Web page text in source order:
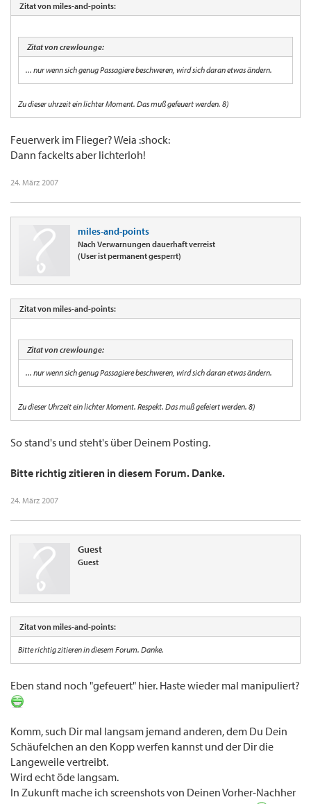
Zitat von miles-and-points:
Zitat von crewlounge:
... nur wenn sich genug Passagiere beschweren, wird sich daran etwas ändern.
Zu dieser uhrzeit ein lichter Moment. Das muß gefeuert werden. 8)
Feuerwerk im Flieger? Weia :shock:
Dann fackelts aber lichterloh!
24. März 2007
miles-and-points
Nach Verwarnungen dauerhaft verreist
(User ist permanent gesperrt)
Zitat von miles-and-points:
Zitat von crewlounge:
... nur wenn sich genug Passagiere beschweren, wird sich daran etwas ändern.
Zu dieser Uhrzeit ein lichter Moment. Respekt. Das muß gefeiert werden. 8)
So stand's und steht's über Deinem Posting.
Bitte richtig zitieren in diesem Forum. Danke.
24. März 2007
Guest
Guest
Zitat von miles-and-points:
Bitte richtig zitieren in diesem Forum. Danke.
Eben stand noch "gefeuert" hier. Haste wieder mal manipuliert?
Komm, such Dir mal langsam jemand anderen, dem Du Dein
Schäufelchen an den Kopp werfen kannst und der Dir die
Langeweile vertreibt.
Wird echt öde langsam.
In Zukunft mache ich screenshots von Deinen Vorher-Nachher